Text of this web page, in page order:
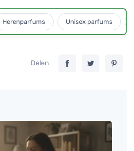
Herenparfums Unisex parfums
Delen